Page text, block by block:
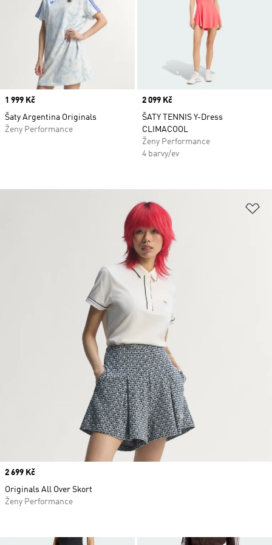
Price
1 999 Kč
Šaty Argentina Originals
Ženy Performance
Price
2 099 Kč
ŠATY TENNIS Y-Dress
CLIMACOOL
Ženy Performance
4 barvy/ev
Price
2 699 Kč
Originals All Over Skort
Ženy Performance